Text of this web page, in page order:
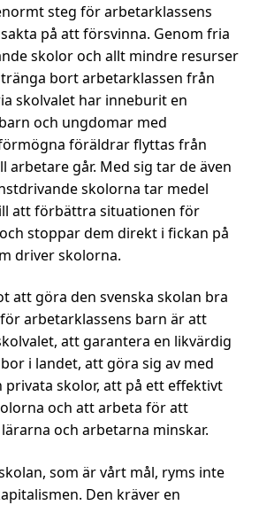
steg för arbetarklassens
på att försvinna. Genom fria
skolor och allt mindre resurser
bort arbetarklassen från
skolvalet har inneburit en
och ungdomar med
föräldrar flyttas från
arbetare går. Med sig tar de även
skolorna tar medel
att förbättra situationen för
stoppar dem direkt i fickan på
driver skolorna.
att göra den svenska skolan bra
arbetarklassens barn är att
att garantera en likvärdig
i landet, att göra sig av med
privata skolor, att på ett effektivt
och att arbeta för att
och arbetarna minskar.
som är vårt mål, ryms inte
Den kräver en